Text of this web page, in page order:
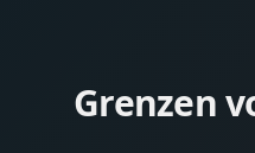
Grenzen